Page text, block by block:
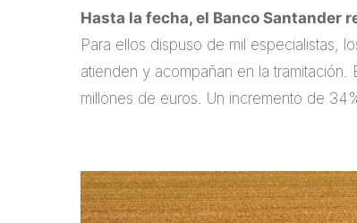
Hasta la fecha, el Banco Santander
Para ellos dispuso de mil especialistas,
atienden y acompañan en la
millones de euros. Un incremento de